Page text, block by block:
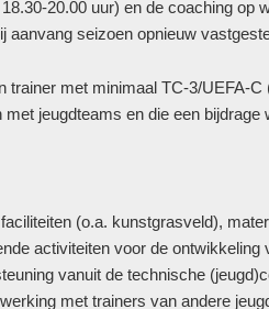
20.00 uur) en de coaching op
aanvang seizoen opnieuw
trainer met minimaal TC-3/UEFA-
met jeugdteams en die een
(o.a. kunstgrasveld),
voor de ontwikkeling
vanuit de technische
met trainers van andere